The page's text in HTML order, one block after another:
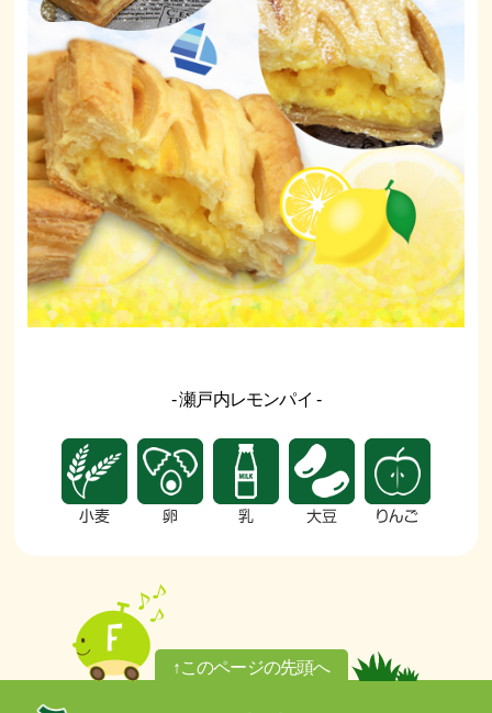
- 瀬戸内レモンパイ -
↑このページの先頭へ